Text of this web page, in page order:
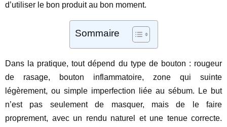
d’utiliser le bon produit au bon moment.
Sommaire
Dans la pratique, tout dépend du type de bouton : rougeur
de rasage, bouton inflammatoire, zone qui suinte
légèrement, ou simple imperfection liée au sébum. Le but
n’est pas seulement de masquer, mais de le faire
proprement, avec un rendu naturel et une tenue correcte.